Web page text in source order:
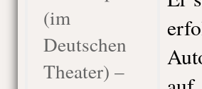
(im
Deutschen
Theater) –